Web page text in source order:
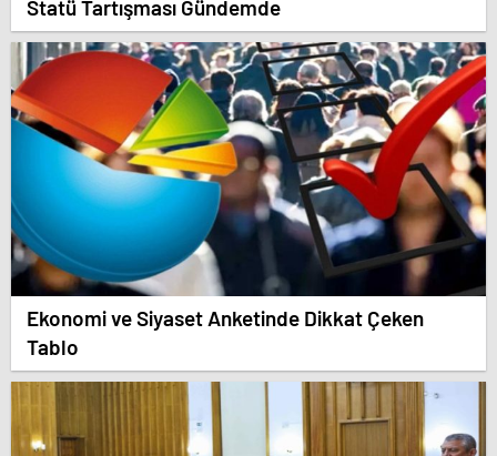
Statü Tartışması Gündemde
Ekonomi ve Siyaset Anketinde Dikkat Çeken
Tablo